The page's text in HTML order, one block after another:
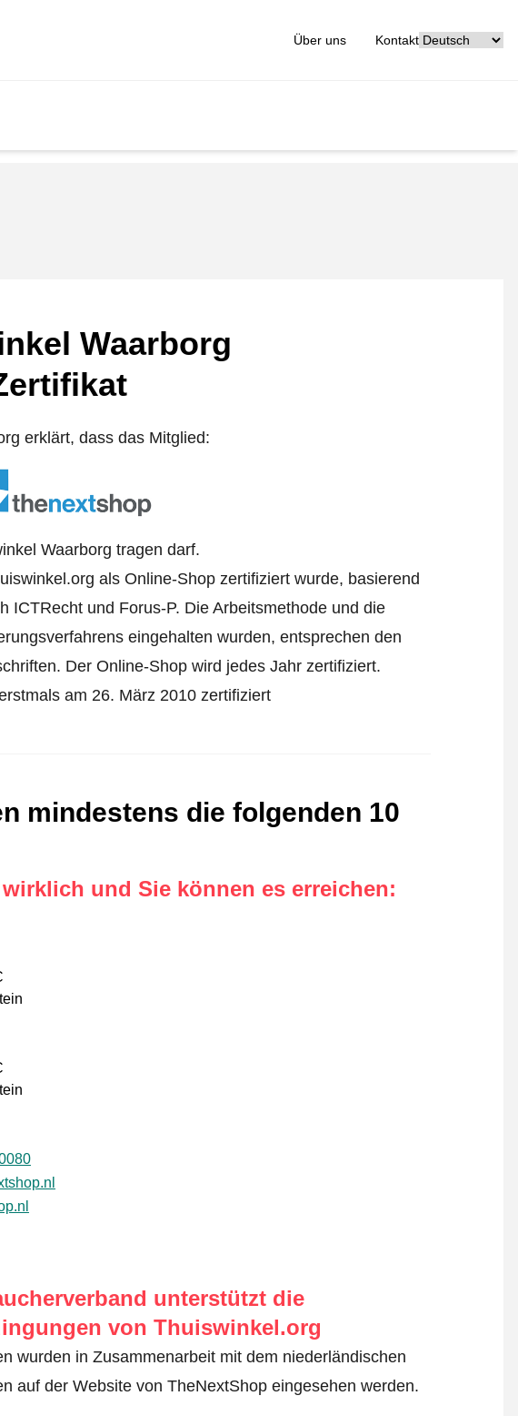
Über uns Kontakt
Waarborg
erklärt, dass das Mitglied:
Waarborg tragen darf.
als Online-Shop zertifiziert wurde, basierend
ICTRecht und Forus-P. Die Arbeitsmethode und die
eingehalten wurden, entsprechen den
Der Online-Shop wird jedes Jahr zertifiziert.
am 26. März 2010 zertifiziert
mindestens die folgenden 10
und Sie können es erreichen:
unterstützt die
von Thuiswinkel.org
wurden in Zusammenarbeit mit dem niederländischen
auf der Website von TheNextShop eingesehen werden.